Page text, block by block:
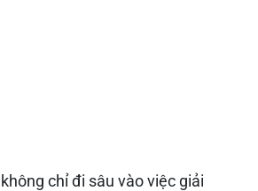
chỉ đi sâu vào việc giải